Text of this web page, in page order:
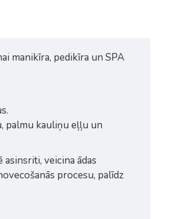
manikīra, pedikīra un SPA
palmu kauliņu eļļu un
veicina ādas
procesu, palīdz